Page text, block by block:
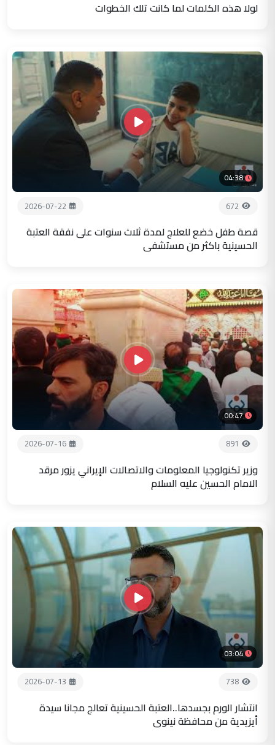
لولا هذه الكلمات لما كانت تلك الخطوات
04:38
672
2026-07-22
قصة طفل خضع للعلاج لمدة ثلاث سنوات على نفقة العتبة
الحسينية باكثر من مستشفى
00:47
891
2026-07-16
وزير تكنولوجيا المعلومات والاتصالات الإيراني يزور مرقد
الامام الحسين عليه السلام
03:04
738
2026-07-13
انتشار الورم بجسدها..العتبة الحسينية تعالج مجانا سيدة
أيزيدية من محافظة نينوى